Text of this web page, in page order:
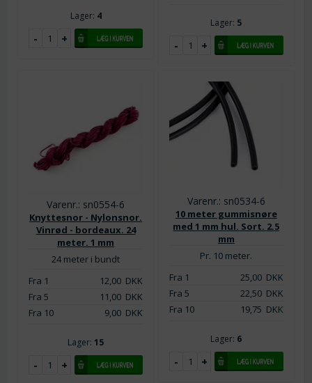
Lager: 4
Lager: 5
Varenr.: sn0554-6
Knyttesnor - Nylonsnor.
Vinrød - bordeaux. 24
meter. 1 mm
24 meter i bundt
Fra 1
12,00DKK
Fra 5
11,00DKK
Fra 10
9,00DKK
Lager: 15
Varenr.: sn0534-6
10 meter gummisnøre
med 1 mm hul. Sort. 2.5
mm
Pr. 10 meter.
Fra 1
25,00DKK
Fra 5
22,50DKK
Fra 10
19,75 DKK
Lager: 6